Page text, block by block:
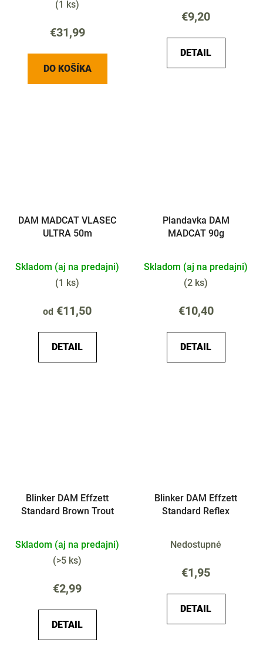
(1 ks)
€31,99
DO KOŠÍKA
€9,20
DETAIL
DAM MADCAT VLASEC
ULTRA 50m
Skladom (aj na predajni)
(1 ks)
od €11,50
DETAIL
Plandavka DAM
MADCAT 90g
Skladom (aj na predajni)
(2 ks)
€10,40
DETAIL
Blinker DAM Effzett
Standard Brown Trout
Skladom (aj na predajni)
(>5 ks)
€2,99
DETAIL
Blinker DAM Effzett
Standard Reflex
Nedostupné
€1,95
DETAIL